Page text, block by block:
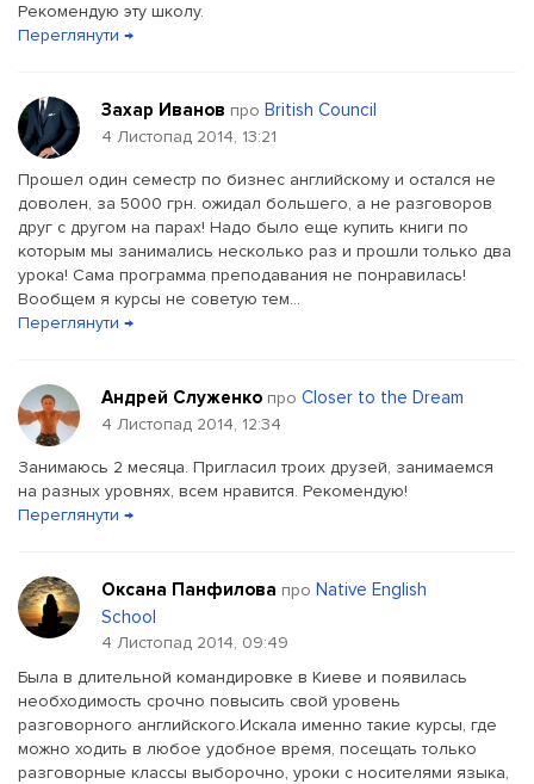
Рекомендую эту школу.
Переглянути →
Захар Иванов про British Council
4 Листопад 2014, 13:21
Прошел один семестр по бизнес английскому и остался не
доволен, за 5000 грн. ожидал большего, а не разговоров
друг с другом на парах! Надо было еще купить книги по
которым мы занимались несколько раз и прошли только два
урока! Сама программа преподавания не понравилась!
Вообщем я курсы не советую тем...
Переглянути →
Андрей Служенко про Closer to the Dream
4 Листопад 2014, 12:34
Занимаюсь 2 месяца. Пригласил троих друзей, занимаемся
на разных уровнях, всем нравится. Рекомендую!
Переглянути →
Оксана Панфилова про Native English
School
4 Листопад 2014, 09:49
Была в длительной командировке в Киеве и появилась
необходимость срочно повысить свой уровень
разговорного английского.Искала именно такие курсы, где
можно ходить в любое удобное время, посещать только
разговорные классы выборочно, уроки с носителями языка,